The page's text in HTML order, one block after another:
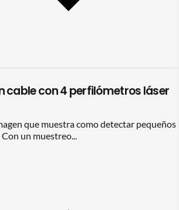
cable con 4 perfilómetros láser
que muestra como detectar pequeños
un muestreo...